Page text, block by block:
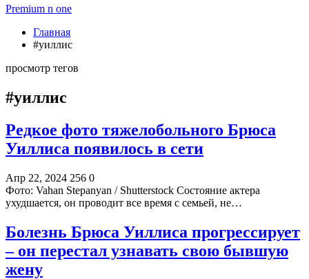
Premium n one
Главная
#уиллис
просмотр тегов
#уиллис
Редкое фото тяжелобольного Брюса
Уиллиса появилось в сети
Апр 22, 2024 256 0
Фото: Vahan Stepanyan / Shutterstock Состояние актера
ухудшается, он проводит все время с семьей, не…
Болезнь Брюса Уиллиса прогрессирует
– он перестал узнавать свою бывшую
жену